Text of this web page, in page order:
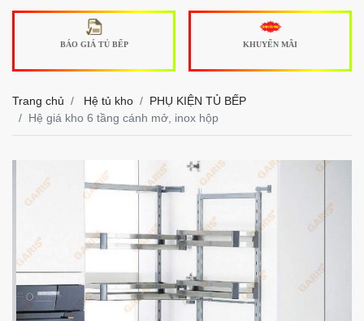
BÁO GIÁ TỦ BẾP KHUYẾN MÃI
Trang chủ Hệ tủ kho
PHỤ KIỆN TỦ BẾP
Hệ giá kho 6 tầng cánh mở, inox hộp